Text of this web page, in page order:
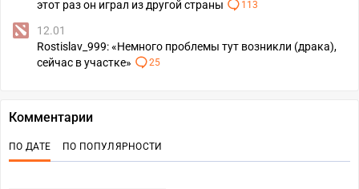
этот раз он играл из другой страны 113
12.01
Rostislav_999: «Немного проблемы тут возникли (драка),
сейчас в участке»
25
Комментарии
ПО ДАТЕ ПО ПОПУЛЯРНОСТИ